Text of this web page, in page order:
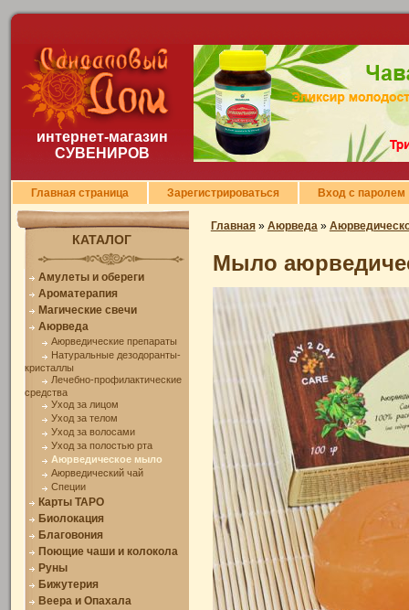
интернет-магазин
СУВЕНИРОВ
Главная страница Зарегистрироваться Вход с паролем
КАТАЛОГ
Амулеты и обереги
Ароматерапия
Магические свечи
Аюрведа
Аюрведические препараты
Натуральные дезодоранты-
кристаллы
Лечебно-профилактические
средства
Уход за лицом
Уход за телом
Уход за волосами
Уход за полостью рта
Аюрведическое мыло
Аюрведический чай
Специи
Карты ТАРО
Биолокация
Благовония
Поющие чаши и колокола
Руны
Бижутерия
Веера и Опахала
Главная» Аюрведа»
Мыло